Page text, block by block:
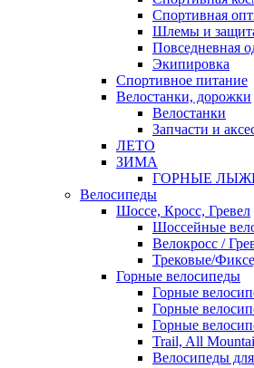
Спортивная
Шлемы и
Повседневная
Экипировка
Спортивное питание
Велостанки, дорожки
Велостанки
Запчасти и
ЛЕТО
ЗИМА
ГОРНЫЕ
Велосипеды
Шоссе, Кросс, Гревел
Шоссейные
Велокросс /
Трековые/
Горные велосипеды
Горные
Горные
Горные
Trail, All
Велосипеды